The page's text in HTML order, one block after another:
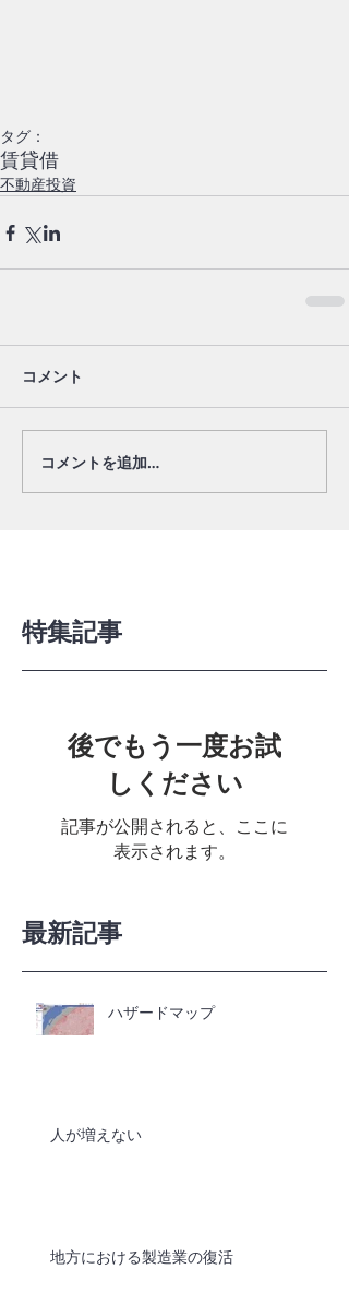
タグ：
賃貸借
不動産投資
コメント
コメントを追加…
特集記事
後でもう一度お試
しください
記事が公開されると、ここに
表示されます。
最新記事
ハザードマップ
人が増えない
地方における製造業の復活